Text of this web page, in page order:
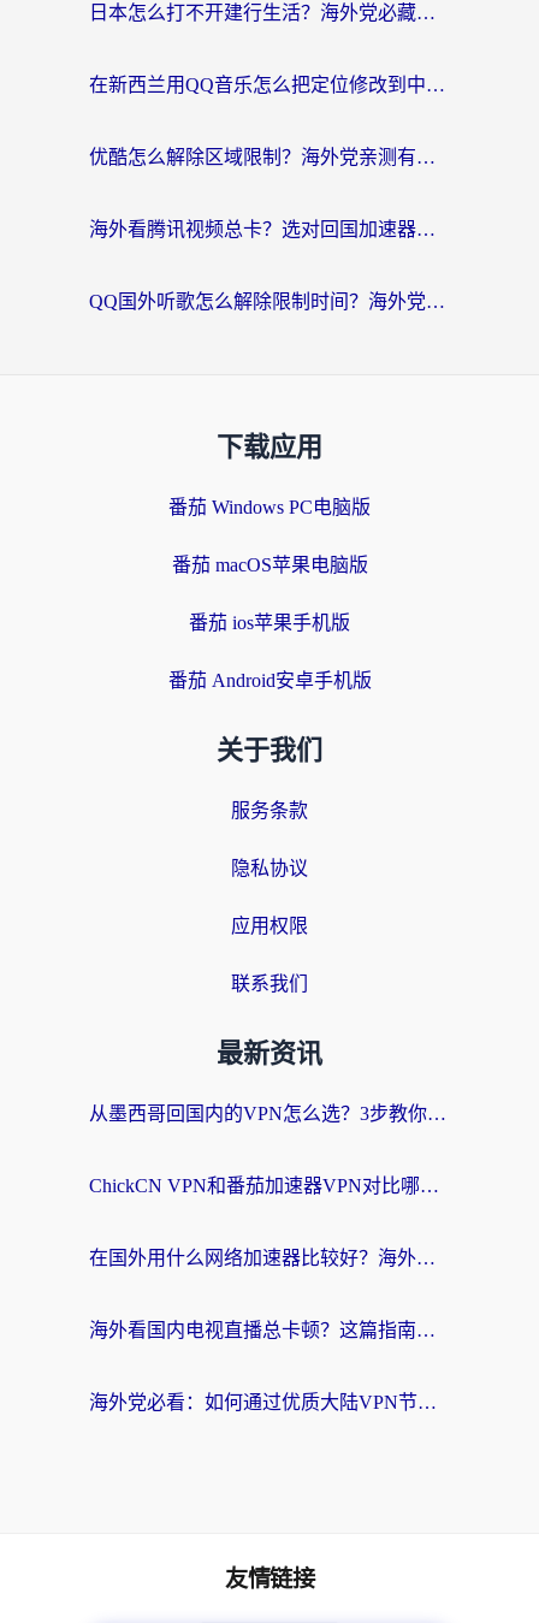
日本怎么打不开建行生活？海外党必藏的回国加速指南（含丹麦国外影音问题破解）
在新西兰用QQ音乐怎么把定位修改到中国国内？海外党听歌追剧的实用指南
优酷怎么解除区域限制？海外党亲测有效的回国加速器选择指南
海外看腾讯视频总卡？选对回国加速器，还能解决英国1号店定位+欧洲杯CCTV5直播问题
QQ国外听歌怎么解除限制时间？海外党亲测有效的回国加速方案
下载应用
番茄 Windows PC电脑版
番茄 macOS苹果电脑版
番茄 ios苹果手机版
番茄 Android安卓手机版
关于我们
服务条款
隐私协议
应用权限
联系我们
最新资讯
从墨西哥回国内的VPN怎么选？3步教你无缝刷剧、玩国服游戏
ChickCN VPN和番茄加速器VPN对比哪个回国效果更好？海外党亲测后的真实答案
在国外用什么网络加速器比较好？海外党亲测：从痛点到解决方案的全攻略
海外看国内电视直播总卡顿？这篇指南教你选对回国加速器，无缝追剧不发愁
海外党必看：如何通过优质大陆VPN节点无缝访问国内资源？
友情链接